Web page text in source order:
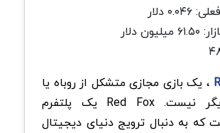
دلار
دلار
، یک بازی مجازی متشکل از روباه یا
حیوانات دیگر نیست. Red Fox یک پلتفرم
که به دنبال ترویج دنیای دیجیتال